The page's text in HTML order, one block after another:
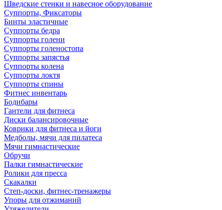
Шведские стенки и навесное оборудование
Суппорты, Фиксаторы
Бинты эластичные
Суппорты бедра
Суппорты голени
Суппорты голеностопа
Суппорты запястья
Суппорты колена
Суппорты локтя
Суппорты спины
Фитнес инвентарь
Бодибары
Гантели для фитнеса
Диски балансировочные
Коврики для фитнеса и йоги
Медболы, мячи для пилатеса
Мячи гимнастические
Обручи
Палки гимнастические
Ролики для пресса
Скакалки
Степ-доски, фитнес-тренажеры
Упоры для отжиманий